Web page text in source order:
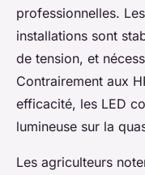
professionnelles.
installations sont
de tension, et
Contrairement aux
efficacité, les LED
lumineuse sur la
Les agriculteurs